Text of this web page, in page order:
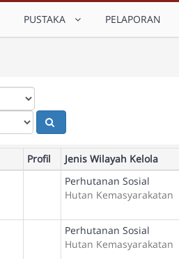
PUSTAKA PELAPORAN
Profil Jenis Wilayah Kelola
Perhutanan Sosial
Hutan Kemasyarakatan
Perhutanan Sosial
Hutan Kemasyarakatan